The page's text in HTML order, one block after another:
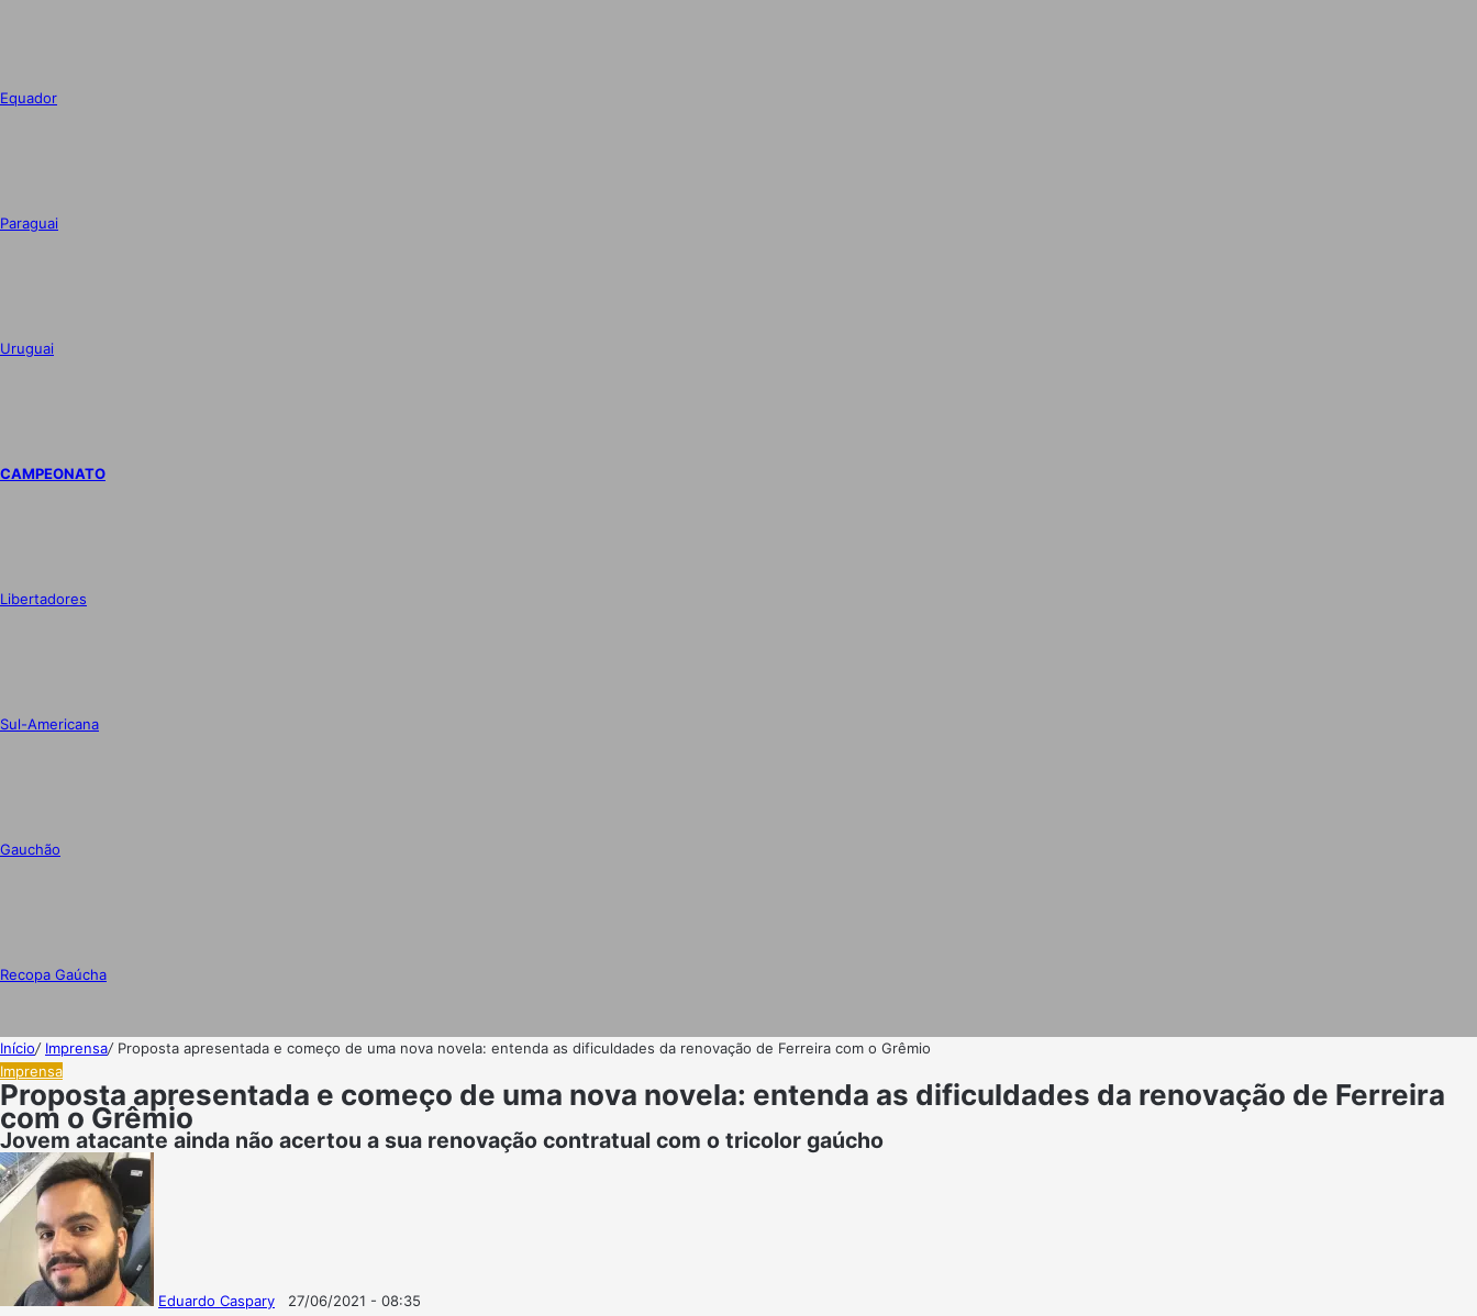
Equador
Paraguai
Uruguai
CAMPEONATO
Libertadores
Sul-Americana
Gauchão
Recopa Gaúcha
Início/ Imprensa/ Proposta apresentada e começo de uma nova novela: entenda as dificuldades da renovação de Ferreira com o Grêmio
Imprensa
Proposta apresentada e começo de uma nova novela: entenda as dificuldades da renovação de Ferreira
com o Grêmio
Jovem atacante ainda não acertou a sua renovação contratual com o tricolor gaúcho
Eduardo Caspary 27/06/2021 - 08:35